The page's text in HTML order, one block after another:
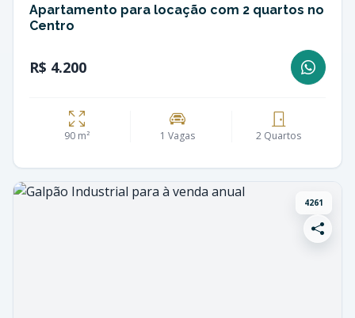
Apartamento para locação com 2 quartos no
Centro
R$ 4.200
90 m² 1 Vagas 2 Quartos
4261